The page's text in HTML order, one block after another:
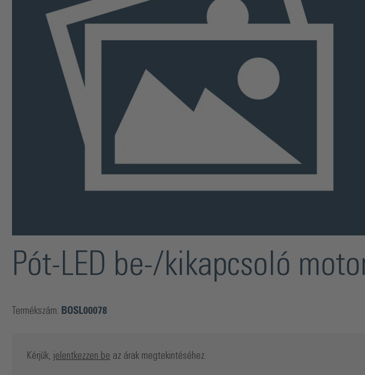
Pót-LED be-/kikapcsoló
Termékszám: BOSL00078
Kérjük, jelentkezzen be az árak megtekintéséhez.